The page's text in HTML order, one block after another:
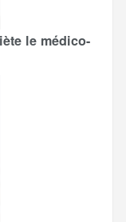
le médico-